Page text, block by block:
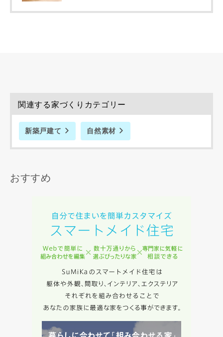
関連する家づくりカテゴリー
新築戸建て 自然素材
おすすめ